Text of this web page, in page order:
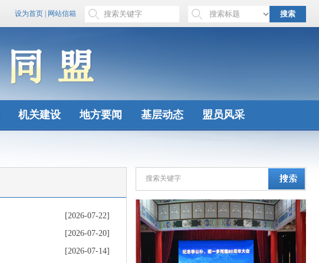
设为首页 网站信箱 搜索
机关建设 地方要闻 基层动态 盟员风采
[2026-07-22]
[2026-07-20]
[2026-07-14]